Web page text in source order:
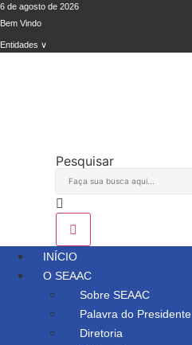
Ir
para
o
6 de agosto de 2026
Bem Vindo
Entidades ∨
Pesquisar
INÍCIO
O SEAAC
Sobre SEAAC
Palavra do Presidente
Diretoria